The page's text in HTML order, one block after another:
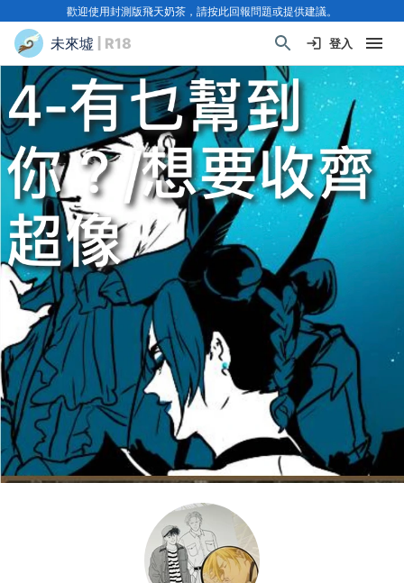
歡迎使用封測版飛天奶茶，請按此回報問題或提供建議。
未來墟 | R18 登入